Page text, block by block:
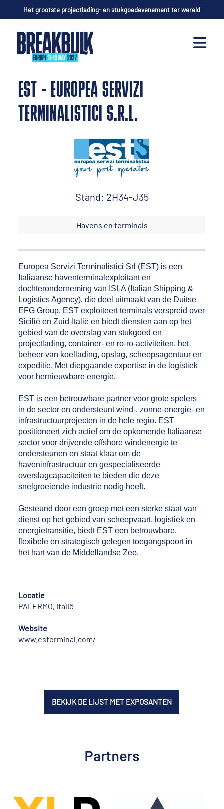
Het grootste projectlading- en stukgoedevenement ter wereld
EST - EUROPEA SERVIZI
TERMINALISTICI S.R.L.
Stand: 2H34-J35
Havens en terminals
Europea Servizi Terminalistici Srl (EST) is een
Italiaanse haventerminalexploitant en
dochteronderneming van ISLA (Italian Shipping &
Logistics Agency), die deel uitmaakt van de Duitse
EFG Group. EST exploiteert terminals verspreid over
Sicilië en Zuid-Italië en biedt diensten aan op het
gebied van de overslag van stukgoed en
projectlading, container- en ro-ro-activiteiten, het
beheer van koellading, opslag, scheepsagentuur en
expeditie. Met diepgaande expertise in de logistiek
voor hernieuwbare energie,
EST is een betrouwbare partner voor grote spelers
in de sector en ondersteunt wind-, zonne-energie- en
infrastructuurprojecten in de hele regio. EST
positioneert zich actief om de opkomende Italiaanse
sector voor drijvende offshore windenergie te
ondersteunen en staat klaar om de
haveninfrastructuur en gespecialiseerde
overslagcapaciteiten te bieden die deze
snelgroeiende industrie nodig heeft.
Gesteund door een groep met een sterke staat van
dienst op het gebied van scheepvaart, logistiek en
energietransitie, biedt EST een betrouwbare,
flexibele en strategisch gelegen toegangspoort in
het hart van de Middellandse Zee.
Locatie
PALERMO, Italië
Website
www.esterminal.com/
BEKIJK DE LIJST MET EXPOSANTEN
Partners